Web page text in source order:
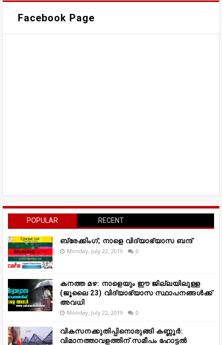
Facebook Page
POPULAR RECENT
ബ്രേക്കിംഗ്; നാളെ വിദ്യാഭ്യാസ ബന്ദ്
Monday, July 22, 2019 0
കനത്ത മഴ: നാളെയും ഈ ജില്ലയിലുള്ള
(ജൂലൈ 23) വിദ്യാഭ്യാസ സ്ഥാപനങ്ങൾക്ക്
അവധി
Monday, July 22, 2019 0
വികസനക്കുതിപ്പിനൊരുങ്ങി കണ്ണൂർ:
വിമാനത്താവളത്തിന് സമീപം ഹോട്ടൽ